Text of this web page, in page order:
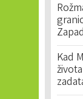
Kad